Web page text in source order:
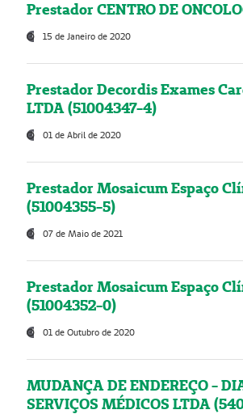
Prestador CENTRO DE
15 de Janeiro de 2020
Prestador Decordis Exames
LTDA (51004347-4)
01 de Abril de 2020
Prestador Mosaicum Espaço
(51004355-5)
07 de Maio de 2021
Prestador Mosaicum Espaço
(51004352-0)
01 de Outubro de 2020
MUDANÇA DE ENDEREÇO -
SERVIÇOS MÉDICOS LTDA